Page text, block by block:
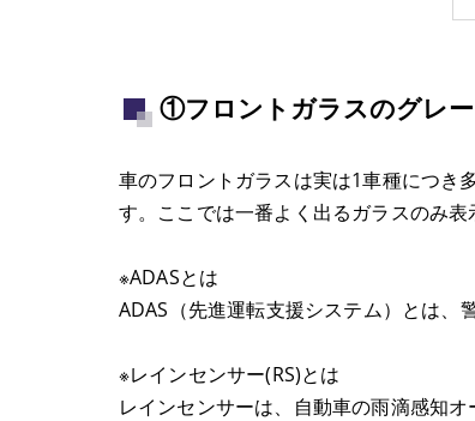
①フロントガラスのグレ
車のフロントガラスは実は1車種につき
す。ここでは一番よく出るガラスのみ
※ADASとは
ADAS（先進運転支援システム）とは
※レインセンサー(RS)とは
レインセンサーは、自動車の雨滴感知